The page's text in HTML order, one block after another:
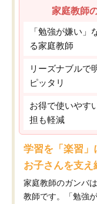
家庭教師
「勉強が嫌い
る家庭教師
リーズナブルで
ピッタリ
お得で使いやす
担も軽減
学習を「楽習」
お子さんを支
家庭教師のガンバ
教師です。「勉強